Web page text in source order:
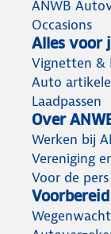
ANWB
Occasions
Alles voor
Vignetten &
Auto
Laadpassen
Over
Werken bij
Vereniging
Voor de pers
Wegenwacht